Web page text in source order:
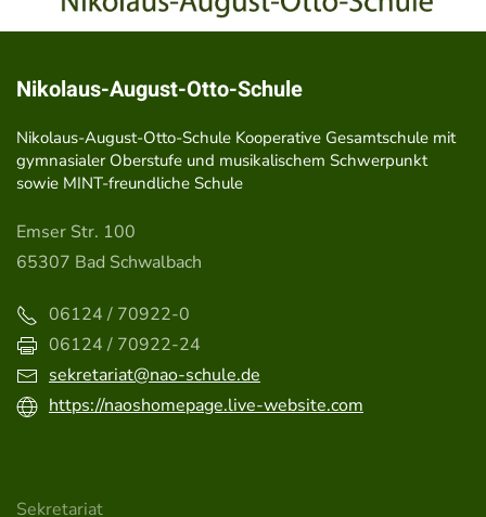
Nikolaus-August-Otto-Schule
Nikolaus-August-Otto-Schule Kooperative Gesamtschule mit
gymnasialer Oberstufe und musikalischem Schwerpunkt
sowie MINT-freundliche Schule
Emser Str. 100
65307 Bad Schwalbach
06124 / 70922-0
06124 / 70922-24
sekretariat@nao-schule.de
https://naoshomepage.live-website.com
Sekretariat